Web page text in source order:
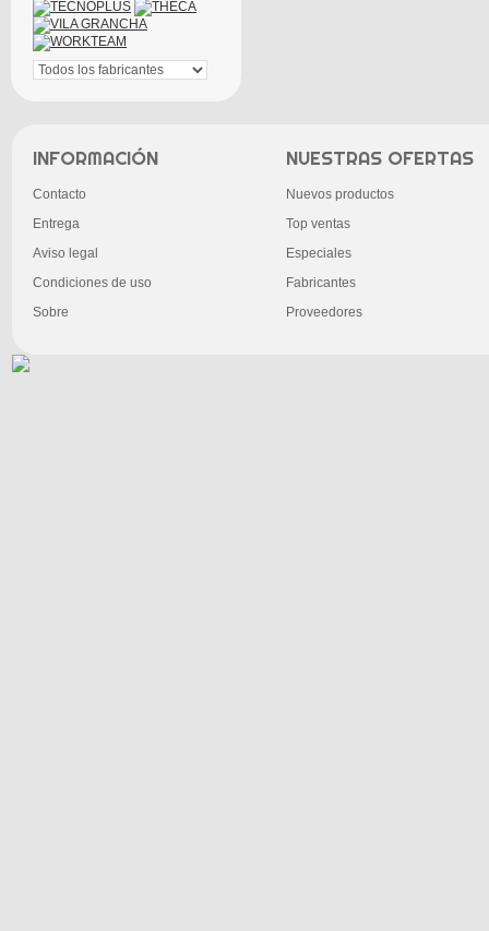
INFORMACIÓN
Contacto
Entrega
Aviso legal
Condiciones de uso
Sobre
NUESTRAS OFERTAS
Nuevos productos
Top ventas
Especiales
Fabricantes
Proveedores